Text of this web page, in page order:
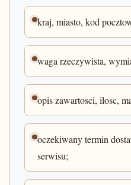
kraj, miasto, kod
waga rzeczywista,
opis zawartosci, ilosc,
oczekiwany termin
serwisu;